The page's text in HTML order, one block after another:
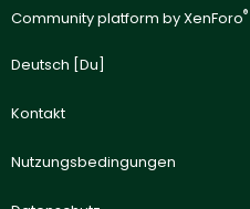
Community platform by XenForo®
Deutsch [Du]
Kontakt
Nutzungsbedingungen